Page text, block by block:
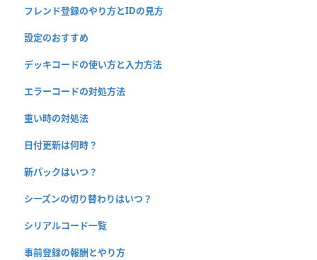
フレンド登録のやり方とIDの見方
設定のおすすめ
デッキコードの使い方と入力方法
エラーコードの対処方法
重い時の対処法
日付更新は何時？
新パックはいつ？
シーズンの切り替わりはいつ？
シリアルコード一覧
事前登録の報酬とやり方